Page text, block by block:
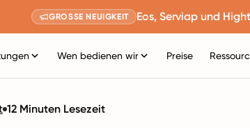
GROSSE NEUIGKEIT Eos, Serviap und
Wen bedienen wir Preise
12 Minuten Lesezeit